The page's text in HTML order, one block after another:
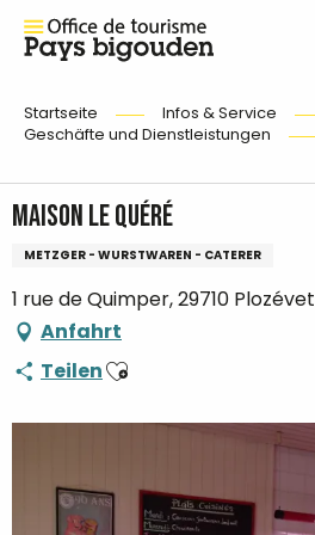
Startseite
Infos & Service
Geschäfte und Dienstleistungen
Maison Le Quéré
METZGER - WURSTWAREN - CATERER
1 rue de Quimper, 29710 Plozévet
Anfahrt
TeilenAjouter aux favoris